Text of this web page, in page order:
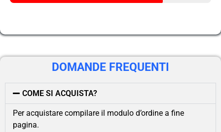
DOMANDE FREQUENTI
COME SI ACQUISTA?
Per acquistare compilare il modulo d’ordine a fine
pagina.